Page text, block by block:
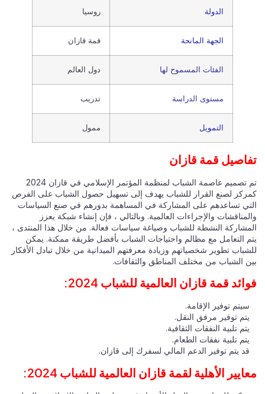
الدولة روسيا
الجهة المانحة قمة قازان
الفئات المسموح لها دول العالم
مستوى الدراسة تدريب
التمويل ممول
تفاصيل قمة قازان
تم تصميم عاصمة الشباب لمنظمة المؤتمر الإسلامي في قازان 2024
كمركز لصنع القرار للشباب يهدف إلى تسهيل حصول الشباب على الفرص
التي تساعدهم على المشاركة في المساهمة بدورهم في صنع السياسات
والمناقشات والإجراءات العالمية. وبالتالي ، فإن إنشاء شبكة يعزز
المشاركة النشطة للشباب وصياغة سياسات فعالة. من خلال هذا المنتدى ،
يتم التعامل مع مظالم واحتياجات الشباب بأفضل طريقة ممكنة. يمكن
للشباب تطوير شخصياتهم وزيادة معرفتهم الميدانية من خلال تبادل الأفكار
بين الشباب من مختلف المناطق والثقافات.
فوائد قمة قازان العالمية للشباب 2024:
سيتم توفير الإقامة.
يتم توفير مرفق النقل.
يتم تلبية النفقات الثقافية.
يتم تلبية نفقات الطعام.
قد يتم توفير الدعم المالي لسفرك إلى قازان.
معايير الأهلية لقمة قازان العالمية للشباب 2024: